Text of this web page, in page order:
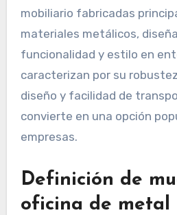
mobiliario fabricadas
materiales metálicos,
funcionalidad y estilo en
caracterizan por su
diseño y facilidad de
convierte en una opción
empresas.
Definición de
oficina de metal